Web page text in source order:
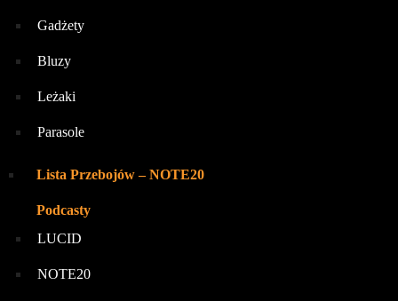
Gadżety
Bluzy
Leżaki
Parasole
Lista Przebojów – NOTE20
Podcasty
LUCID
NOTE20